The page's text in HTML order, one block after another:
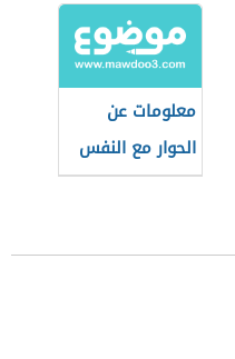
معلومات عن
الحوار مع النفس